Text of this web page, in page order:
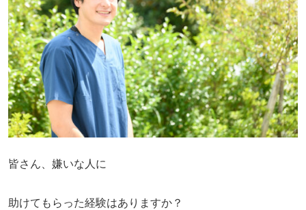
皆さん、嫌いな人に
助けてもらった経験はありますか？